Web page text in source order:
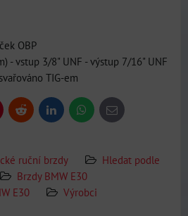
OBP
- vstup 3/8" UNF - výstup 7/16" UNF
TIG-em
Reddit LinkedInWhatsApp
E-
mail
ruční brzdy
Hledat podle
Brzdy BMW E30
E30
Výrobci